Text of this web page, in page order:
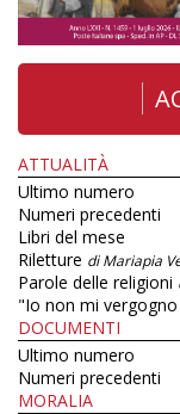
ATTUALITÀ
Ultimo numero
Numeri precedenti
Libri del mese
Riletture di Mariapia
Parole delle religioni
"Io non mi
DOCUMENTI
Ultimo numero
Numeri precedenti
MORALIA